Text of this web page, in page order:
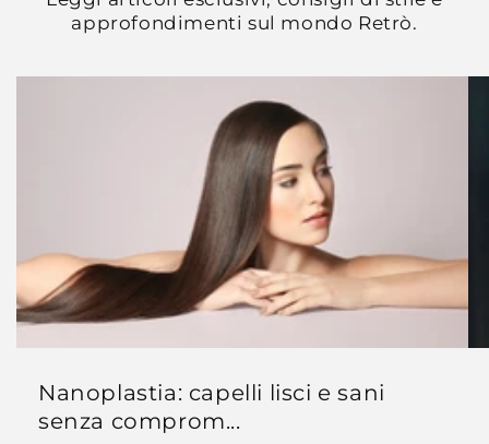
approfondimenti sul mondo Retrò.
Nanoplastia: capelli lisci e sani
senza comprom...